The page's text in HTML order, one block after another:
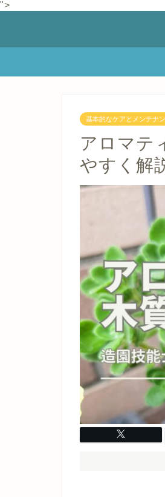
">
基本的なケアとメンテナ
アロマテ
やすく解